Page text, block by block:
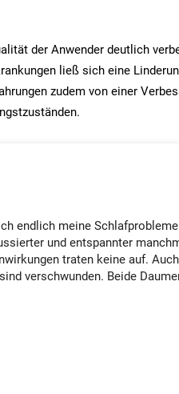
der Anwender deutlich
ließ sich eine
zudem von einer
endlich meine
und entspannter
traten keine auf.
verschwunden. Beide